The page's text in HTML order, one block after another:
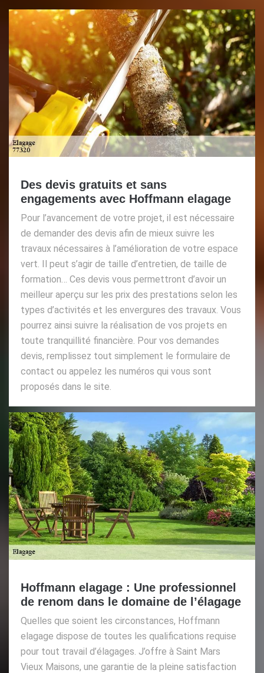
Des devis gratuits et sans
engagements avec Hoffmann elagage
Pour l’avancement de votre projet, il est nécessaire
de demander des devis afin de mieux suivre les
travaux nécessaires à l’amélioration de votre espace
vert. Il peut s’agir de taille d’entretien, de taille de
formation… Ces devis vous permettront d’avoir un
meilleur aperçu sur les prix des prestations selon les
types d’activités et les envergures des travaux. Vous
pourrez ainsi suivre la réalisation de vos projets en
toute tranquillité financière. Pour vos demandes
devis, remplissez tout simplement le formulaire de
contact ou appelez les numéros qui vous sont
proposés dans le site.
Hoffmann elagage : Une professionnel
de renom dans le domaine de l’élagage
Quelles que soient les circonstances, Hoffmann
elagage dispose de toutes les qualifications requise
pour tout travail d’élagages. J’offre à Saint Mars
Vieux Maisons, une garantie de la pleine satisfaction